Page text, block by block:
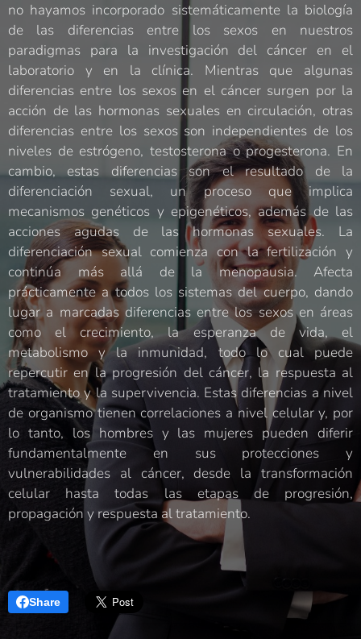
no hayamos incorporado sistemáticamente la biología
de las diferencias entre los sexos en nuestros
paradigmas para la investigación del cáncer en el
laboratorio y en la clínica. Mientras que algunas
diferencias entre los sexos en el cáncer surgen por la
acción de las hormonas sexuales en circulación, otras
diferencias entre los sexos son independientes de los
niveles de estrógeno, testosterona o progesterona. En
cambio, estas diferencias son el resultado de la
diferenciación sexual, un proceso que implica
mecanismos genéticos y epigenéticos, además de las
acciones agudas de las hormonas sexuales. La
diferenciación sexual comienza con la fertilización y
continúa más allá de la menopausia. Afecta
prácticamente a todos los sistemas del cuerpo, dando
lugar a marcadas diferencias entre los sexos en áreas
como el crecimiento, la esperanza de vida, el
metabolismo y la inmunidad, todo lo cual puede
repercutir en la progresión del cáncer, la respuesta al
tratamiento y la supervivencia. Estas diferencias a nivel
de organismo tienen correlaciones a nivel celular y, por
lo tanto, los hombres y las mujeres pueden diferir
fundamentalmente en sus protecciones y
vulnerabilidades al cáncer, desde la transformación
celular hasta todas las etapas de progresión,
propagación y respuesta al tratamiento.
Share